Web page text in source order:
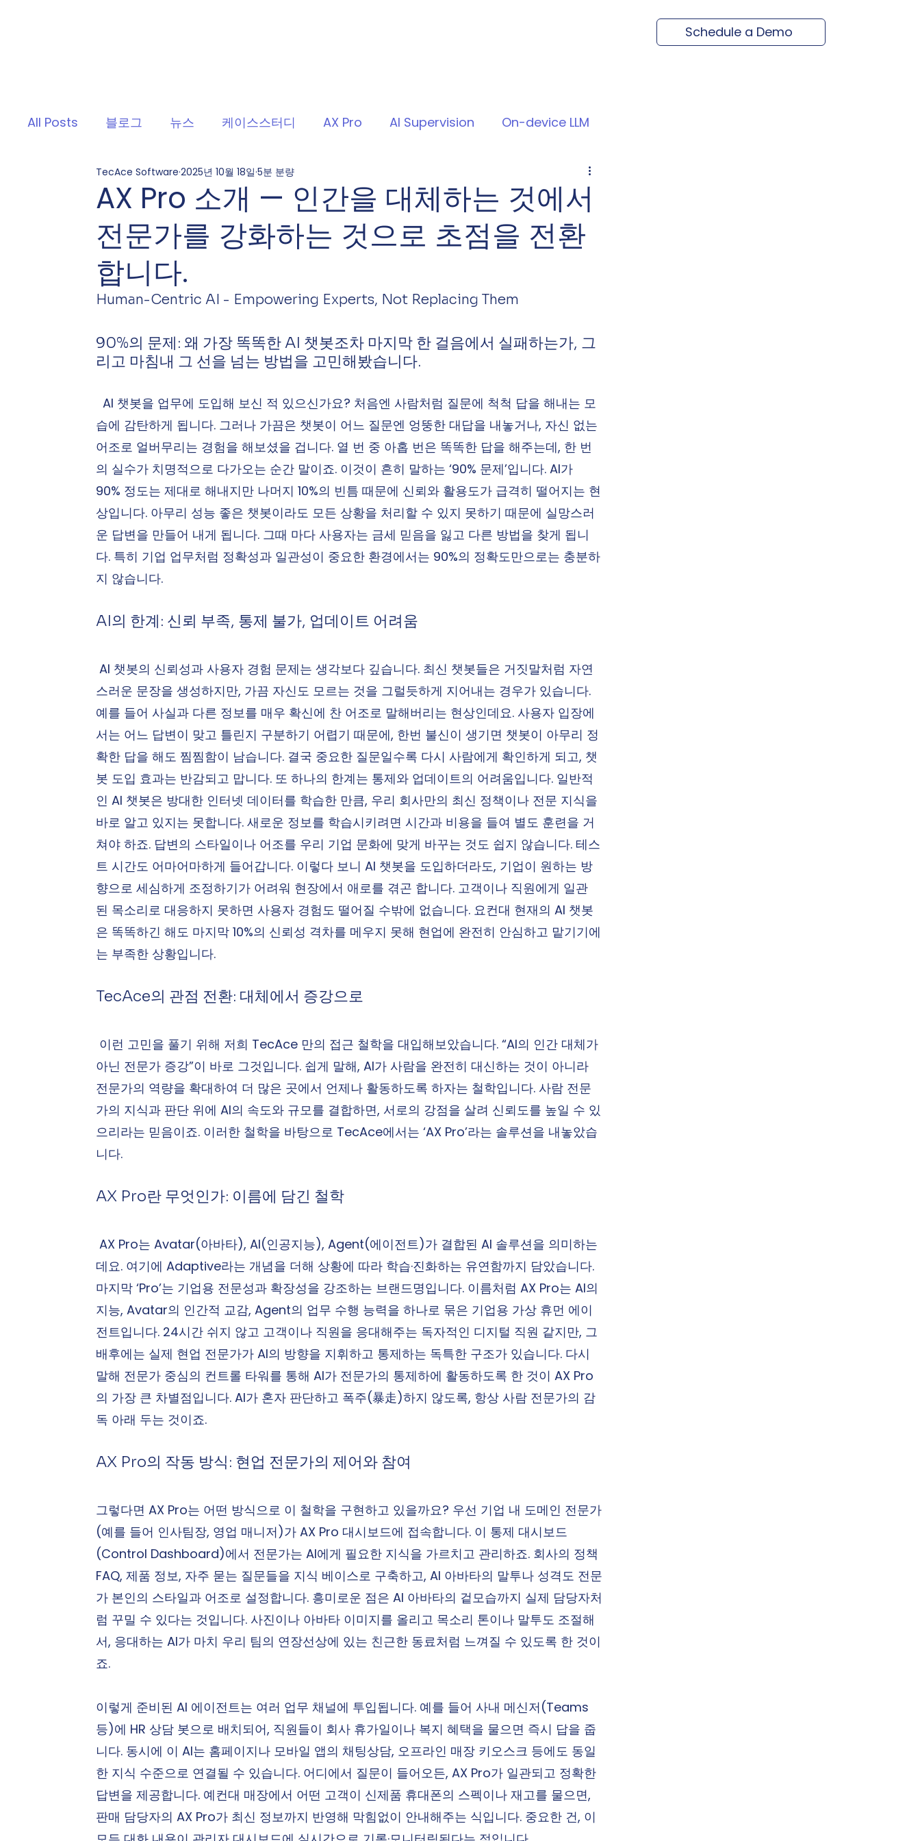
Schedule a Demo
All Posts 블로그 뉴스 케이스스터디 AX Pro AI Supervision On-device LLM
AX Pro 소개 — 인간을 대체하는 것에서
전문가를 강화하는 것으로 초점을 전환
합니다.
TecAce Software2025년 10월 18일5분 분량
Human-Centric AI - Empowering Experts, Not Replacing Them
90%의 문제: 왜 가장 똑똑한 AI 챗봇조차 마지막 한 걸음에서 실패하는가, 그
리고 마침내 그 선을 넘는 방법을 고민해봤습니다.
AI 챗봇을 업무에 도입해 보신 적 있으신가요? 처음엔 사람처럼 질문에 척척 답을 해내는 모
습에 감탄하게 됩니다. 그러나 가끔은 챗봇이 어느 질문엔 엉뚱한 대답을 내놓거나, 자신 없는
어조로 얼버무리는 경험을 해보셨을 겁니다. 열 번 중 아홉 번은 똑똑한 답을 해주는데, 한 번
의 실수가 치명적으로 다가오는 순간 말이죠. 이것이 흔히 말하는 ‘90% 문제’입니다. AI가
90% 정도는 제대로 해내지만 나머지 10%의 빈틈 때문에 신뢰와 활용도가 급격히 떨어지는 현
상입니다. 아무리 성능 좋은 챗봇이라도 모든 상황을 처리할 수 있지 못하기 때문에 실망스러
운 답변을 만들어 내게 됩니다. 그때 마다 사용자는 금세 믿음을 잃고 다른 방법을 찾게 됩니
다. 특히 기업 업무처럼 정확성과 일관성이 중요한 환경에서는 90%의 정확도만으로는 충분하
지 않습니다.
AI의 한계: 신뢰 부족, 통제 불가, 업데이트 어려움
AI 챗봇의 신뢰성과 사용자 경험 문제는 생각보다 깊습니다. 최신 챗봇들은 거짓말처럼 자연
스러운 문장을 생성하지만, 가끔 자신도 모르는 것을 그럴듯하게 지어내는 경우가 있습니다.
예를 들어 사실과 다른 정보를 매우 확신에 찬 어조로 말해버리는 현상인데요. 사용자 입장에
서는 어느 답변이 맞고 틀린지 구분하기 어렵기 때문에, 한번 불신이 생기면 챗봇이 아무리 정
확한 답을 해도 찜찜함이 남습니다. 결국 중요한 질문일수록 다시 사람에게 확인하게 되고, 챗
봇 도입 효과는 반감되고 맙니다. 또 하나의 한계는 통제와 업데이트의 어려움입니다. 일반적
인 AI 챗봇은 방대한 인터넷 데이터를 학습한 만큼, 우리 회사만의 최신 정책이나 전문 지식을
바로 알고 있지는 못합니다. 새로운 정보를 학습시키려면 시간과 비용을 들여 별도 훈련을 거
쳐야 하죠. 답변의 스타일이나 어조를 우리 기업 문화에 맞게 바꾸는 것도 쉽지 않습니다. 테스
트 시간도 어마어마하게 들어갑니다. 이렇다 보니 AI 챗봇을 도입하더라도, 기업이 원하는 방
향으로 세심하게 조정하기가 어려워 현장에서 애로를 겪곤 합니다. 고객이나 직원에게 일관
된 목소리로 대응하지 못하면 사용자 경험도 떨어질 수밖에 없습니다. 요컨대 현재의 AI 챗봇
은 똑똑하긴 해도 마지막 10%의 신뢰성 격차를 메우지 못해 현업에 완전히 안심하고 맡기기에
는 부족한 상황입니다.
TecAce의 관점 전환: 대체에서 증강으로
이런 고민을 풀기 위해 저희 TecAce 만의 접근 철학을 대입해보았습니다. “AI의 인간 대체가
아닌 전문가 증강”이 바로 그것입니다. 쉽게 말해, AI가 사람을 완전히 대신하는 것이 아니라
전문가의 역량을 확대하여 더 많은 곳에서 언제나 활동하도록 하자는 철학입니다. 사람 전문
가의 지식과 판단 위에 AI의 속도와 규모를 결합하면, 서로의 강점을 살려 신뢰도를 높일 수 있
으리라는 믿음이죠. 이러한 철학을 바탕으로 TecAce에서는 ‘AX Pro’라는 솔루션을 내놓았습
니다.
AX Pro란 무엇인가: 이름에 담긴 철학
AX Pro는 Avatar(아바타), AI(인공지능), Agent(에이전트)가 결합된 AI 솔루션을 의미하는
데요. 여기에 Adaptive라는 개념을 더해 상황에 따라 학습·진화하는 유연함까지 담았습니다.
마지막 ‘Pro’는 기업용 전문성과 확장성을 강조하는 브랜드명입니다. 이름처럼 AX Pro는 AI의
지능, Avatar의 인간적 교감, Agent의 업무 수행 능력을 하나로 묶은 기업용 가상 휴먼 에이
전트입니다. 24시간 쉬지 않고 고객이나 직원을 응대해주는 독자적인 디지털 직원 같지만, 그
배후에는 실제 현업 전문가가 AI의 방향을 지휘하고 통제하는 독특한 구조가 있습니다. 다시
말해 전문가 중심의 컨트롤 타워를 통해 AI가 전문가의 통제하에 활동하도록 한 것이 AX Pro
의 가장 큰 차별점입니다. AI가 혼자 판단하고 폭주(暴走)하지 않도록, 항상 사람 전문가의 감
독 아래 두는 것이죠.
AX Pro의 작동 방식: 현업 전문가의 제어와 참여
그렇다면 AX Pro는 어떤 방식으로 이 철학을 구현하고 있을까요? 우선 기업 내 도메인 전문가
(예를 들어 인사팀장, 영업 매니저)가 AX Pro 대시보드에 접속합니다. 이 통제 대시보드
(Control Dashboard)에서 전문가는 AI에게 필요한 지식을 가르치고 관리하죠. 회사의 정책
FAQ, 제품 정보, 자주 묻는 질문들을 지식 베이스로 구축하고, AI 아바타의 말투나 성격도 전문
가 본인의 스타일과 어조로 설정합니다. 흥미로운 점은 AI 아바타의 겉모습까지 실제 담당자처
럼 꾸밀 수 있다는 것입니다. 사진이나 아바타 이미지를 올리고 목소리 톤이나 말투도 조절해
서, 응대하는 AI가 마치 우리 팀의 연장선상에 있는 친근한 동료처럼 느껴질 수 있도록 한 것이
죠.
이렇게 준비된 AI 에이전트는 여러 업무 채널에 투입됩니다. 예를 들어 사내 메신저(Teams
등)에 HR 상담 봇으로 배치되어, 직원들이 회사 휴가일이나 복지 혜택을 물으면 즉시 답을 줍
니다. 동시에 이 AI는 홈페이지나 모바일 앱의 채팅상담, 오프라인 매장 키오스크 등에도 동일
한 지식 수준으로 연결될 수 있습니다. 어디에서 질문이 들어오든, AX Pro가 일관되고 정확한
답변을 제공합니다. 예컨대 매장에서 어떤 고객이 신제품 휴대폰의 스펙이나 재고를 물으면,
판매 담당자의 AX Pro가 최신 정보까지 반영해 막힘없이 안내해주는 식입니다. 중요한 건, 이